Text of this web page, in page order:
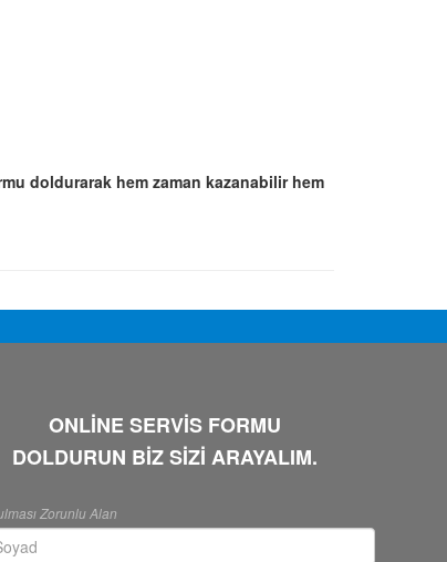
doldurarak hem zaman kazanabilir hem
ONLİNE SERVİS FORMU
DOLDURUN BİZ SİZİ ARAYALIM.
Zorunlu Alan